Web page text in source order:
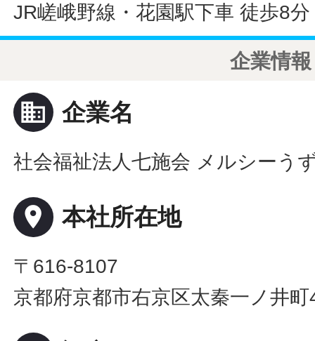
JR嵯峨野線・花園駅下車 徒歩8分
企業情報
business 企業名
社会福祉法人七施会 メルシーう
place 本社所在地
〒616-8107
京都府京都市右京区太秦一ノ井